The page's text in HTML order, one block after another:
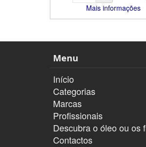
Mais informações
Menu
Início
Categorias
Marcas
Profissionais
Descubra o óleo ou os
Contactos